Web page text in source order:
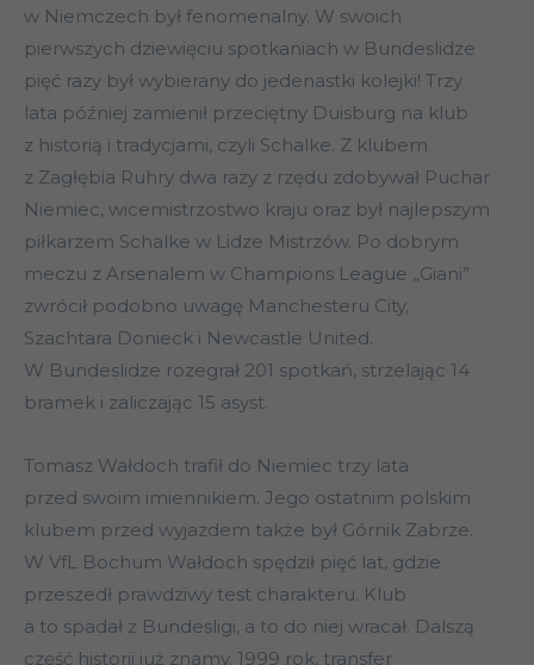
w Niemczech był fenomenalny. W swoich
pierwszych dziewięciu spotkaniach w Bundeslidze
pięć razy był wybierany do jedenastki kolejki! Trzy
lata później zamienił przeciętny Duisburg na klub
z historią i tradycjami, czyli Schalke. Z klubem
z Zagłębia Ruhry dwa razy z rzędu zdobywał Puchar
Niemiec, wicemistrzostwo kraju oraz był najlepszym
piłkarzem Schalke w Lidze Mistrzów. Po dobrym
meczu z Arsenalem w Champions League ,,Giani”
zwrócił podobno uwagę Manchesteru City,
Szachtara Donieck i Newcastle United.
W Bundeslidze rozegrał 201 spotkań, strzelając 14
bramek i zaliczając 15 asyst.
Tomasz Wałdoch trafił do Niemiec trzy lata
przed swoim imiennikiem. Jego ostatnim polskim
klubem przed wyjazdem także był Górnik Zabrze.
W VfL Bochum Wałdoch spędził pięć lat, gdzie
przeszedł prawdziwy test charakteru. Klub
a to spadał z Bundesligi, a to do niej wracał. Dalszą
część historii już znamy. 1999 rok, transfer